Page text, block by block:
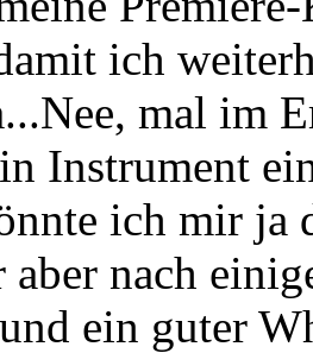
ich
mal im
Instrument
ich mir ja
nach
ein guter